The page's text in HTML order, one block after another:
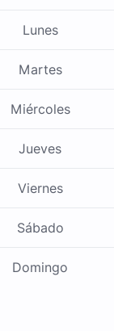
Lunes
Martes
Miércoles
Jueves
Viernes
Sábado
Domingo